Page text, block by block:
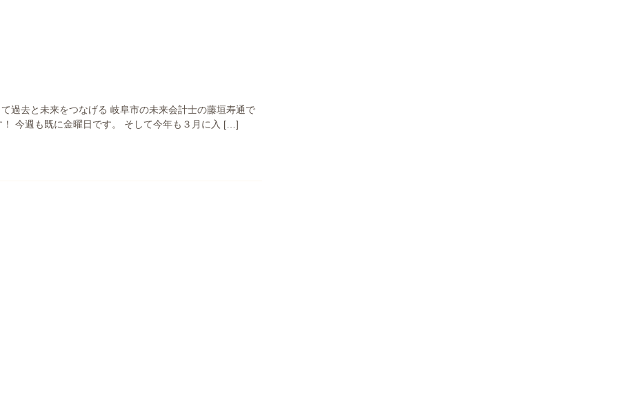
過去と未来をつなげる 岐阜市の未来会計士の藤垣寿通で
今週も既に金曜日です。 そして今年も３月に入 […]